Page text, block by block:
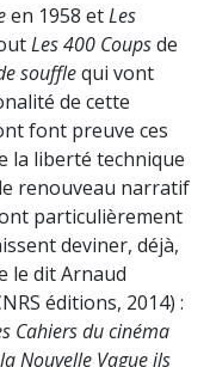
en 1958 etLes
Les 400 Coupsde
soufflequi vont
de cette
font preuve ces
la liberté technique
renouveau narratif
particulièrement
deviner, déjà,
le dit Arnaud
éditions, 2014) :
Cahiers du cinéma
Nouvelle Vague ils